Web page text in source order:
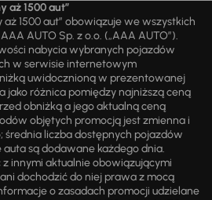
aż 1500 aut”
aż 1500 aut” obowiązuje we wszystkich
AUTO Sp. z o.o. („AAA AUTO”).
nabycia wybranych pojazdów
w serwisie internetowym
uwidocznioną w prezentowanej
jako różnica pomiędzy najniższą ceną
obniżką a jego aktualną ceną
objętych promocją jest zmienna i
średnia liczba dostępnych pojazdów
auta są dodawane każdego dnia.
z innymi aktualnie obowiązującymi
dochodzić do niej prawa z mocą
o zasadach promocji udzielane